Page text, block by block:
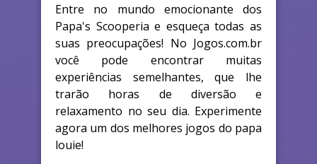
Entre no mundo emocionante dos
Papa's Scooperia e esqueça todas as
suas preocupações! No Jogos.com.br
você pode encontrar muitas
experiências semelhantes, que lhe
trarão horas de diversão e
relaxamento no seu dia. Experimente
agora um dos melhores jogos do papa
louie!